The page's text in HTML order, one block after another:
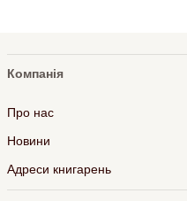
Компанія
Про нас
Новини
Адреси книгарень